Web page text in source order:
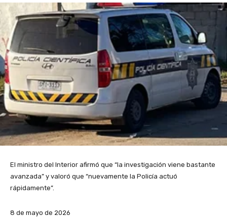
El ministro del Interior afirmó que “la investigación viene bastante
avanzada” y valoró que “nuevamente la Policía actuó
rápidamente”.
8 de mayo de 2026